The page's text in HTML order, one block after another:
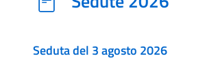
Seduta del 3 agosto 2026